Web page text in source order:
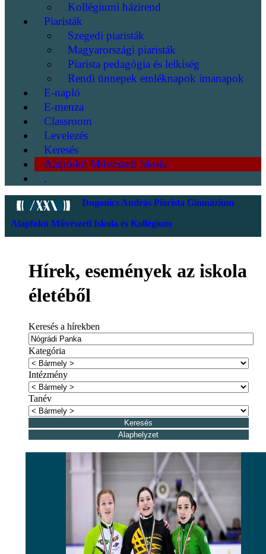
Kollégiumi házirend
Piaristák
Szegedi piaristák
Magyarországi piaristák
Piarista pedagógia és lelkiség
Rendi ünnepek emléknapok imanapok
E-napló
E-menza
Classroom
Levelezés
Keresés
Alapfokú Művészeti Iskola
.
Dugonics András Piarista Gimnázium
Alapfokú Művészeti Iskola és Kollégium
Hírek, események az iskola
életéből
Keresés a hírekben
Kategória
Intézmény
Tanév